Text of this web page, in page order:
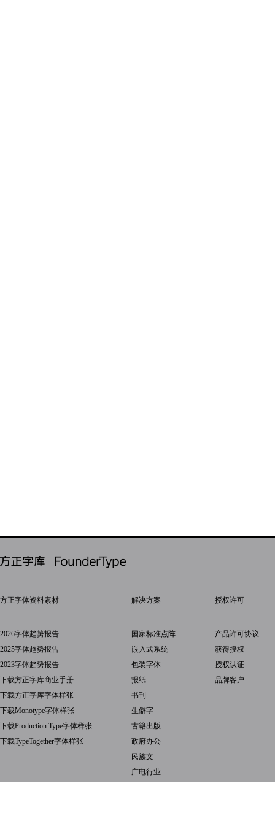
方正字体资料素材
2026字体趋势报告
2025字体趋势报告
2023字体趋势报告
下载方正字库商业手册
下载方正字库字体样张
下载Monotype字体样张
下载Production Type字体样张
下载TypeTogether字体样张
解决方案
国家标准点阵
嵌入式系统
包装字体
报纸
书刊
生僻字
古籍出版
政府办公
民族文
广电行业
授权许可
产品许可协议
获得授权
授权认证
品牌客户